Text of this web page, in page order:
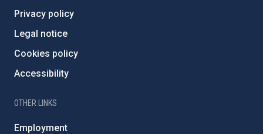
Privacy policy
Legal notice
Cookies policy
Accessibility
OTHER LINKS
Employment